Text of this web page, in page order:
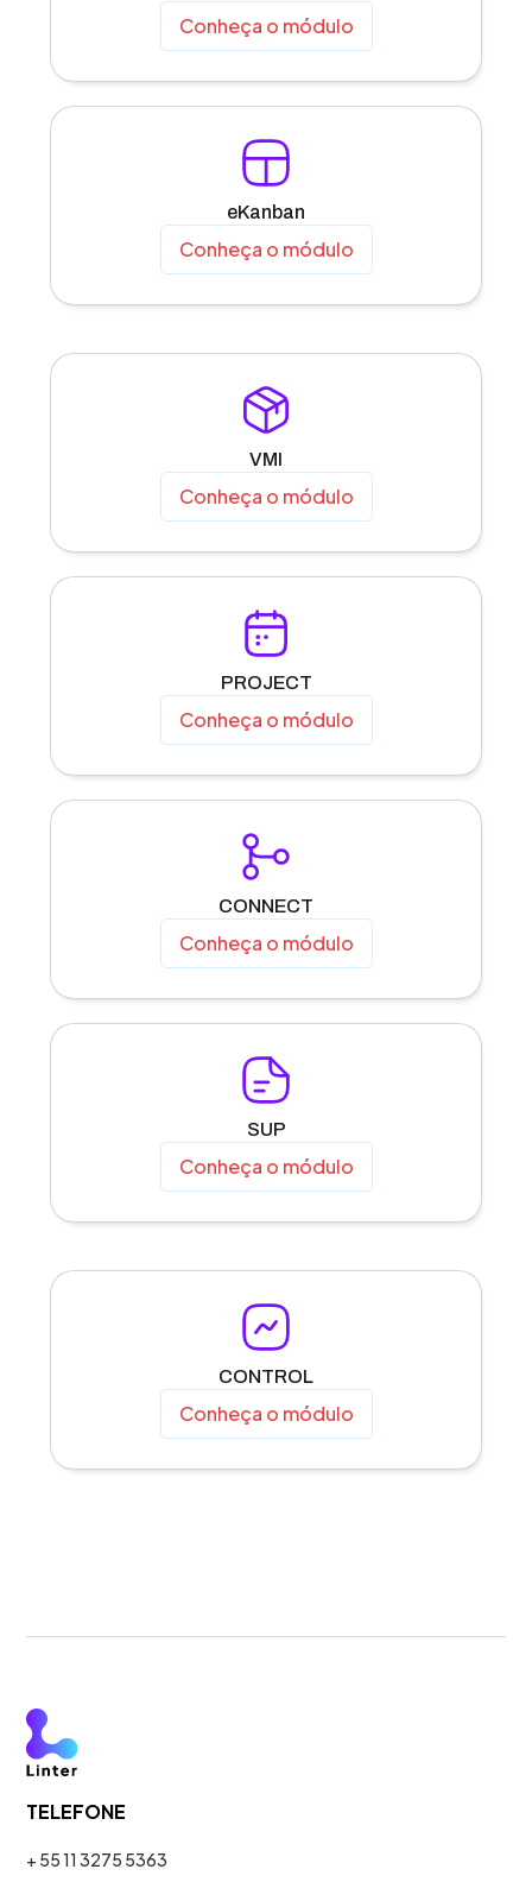
Conheça o módulo
eKanban
Conheça o módulo
VMI
Conheça o módulo
PROJECT
Conheça o módulo
CONNECT
Conheça o módulo
SUP
Conheça o módulo
CONTROL
Conheça o módulo
TELEFONE
+ 55 11 3275 5363